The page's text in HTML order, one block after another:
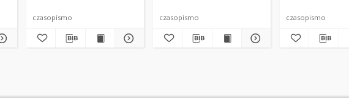
czasopismo czasopismo czasopismo